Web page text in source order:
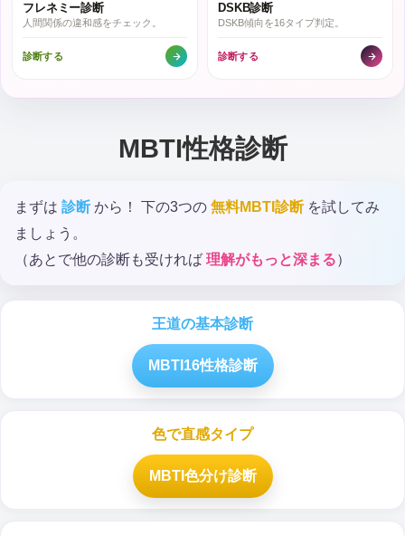
フレネミー診断
人間関係の違和感をチェック。
診断する
DSKB診断
DSKB傾向を16タイプ判定。
診断する
MBTI性格診断
まずは 診断 から！ 下の3つの 無料MBTI診断を試してみ
ましょう。
（あとで他の診断も受ければ 理解がもっと深まる）
王道の基本診断
MBTI16性格診断
色で直感タイプ
MBTI色分け診断